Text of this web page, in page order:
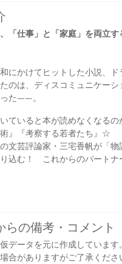
「仕事」と「家庭」を両立
にかけてヒットした小説、ド
のは、ディスコミュニケーシ
た――。
ていると本が読めなくなるの
』『考察する若者たち』☆
文芸評論家・三宅香帆が「
込む！ これからのパートナ
らの備考・コメント
データを元に作成しています
合がありますがご了承くださ